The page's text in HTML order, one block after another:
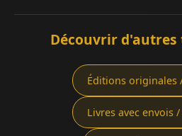
Découvrir
Éditions originales
Livres avec envois